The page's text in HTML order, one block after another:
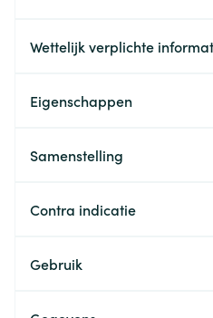
Wettelijk verplichte
Eigenschappen
Samenstelling
Contra indicatie
Gebruik